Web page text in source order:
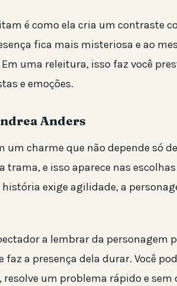
é como ela cria um contraste
fica mais misteriosa e ao
uma releitura, isso faz você
e emoções.
Anders
um charme que não depende só
e isso aparece nas
exige agilidade, a
a lembrar da personagem
faz a presença dela durar. Você
um problema rápido e sem